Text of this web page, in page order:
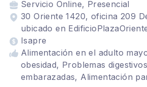
Servicio Online, Presencial
30 Oriente 1420, oficina 209
ubicado en
Isapre
Alimentación en el adulto
obesidad, Problemas
embarazadas, Alimentación